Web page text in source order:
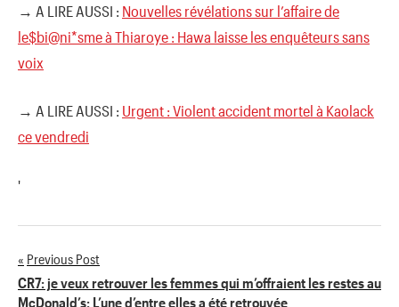
→ A LIRE AUSSI : Nouvelles révélations sur l’affaire de
le$bi@ni*sme à Thiaroye : Hawa laisse les enquêteurs sans
voix
→ A LIRE AUSSI : Urgent : Violent accident mortel à Kaolack
ce vendredi
'
Navigation
Previous Post
CR7: je veux retrouver les femmes qui m’offraient les restes au
McDonald’s: L’une d’entre elles a été retrouvée